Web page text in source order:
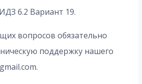
6.2 Вариант 19.
вопросов обязательно
поддержку нашего